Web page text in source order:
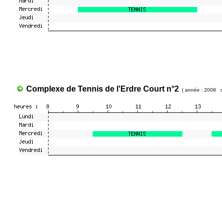
Complexe de Tennis de l'Erdre Court n°2 ( année : 2008